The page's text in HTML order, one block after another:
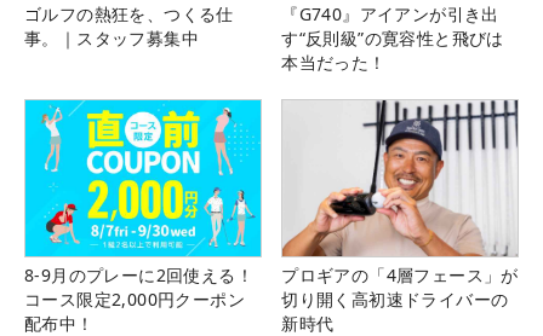
ゴルフの熱狂を、つくる仕
事。｜スタッフ募集中
『G740』アイアンが引き出
す“反則級”の寛容性と飛びは
本当だった！
8-9月のプレーに2回使える！
コース限定2,000円クーポン
配布中！
プロギアの「4層フェース」が
切り開く高初速ドライバーの
新時代